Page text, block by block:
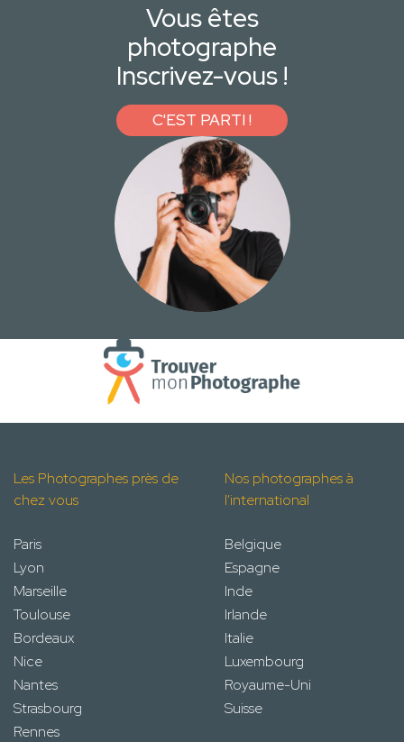
Vous êtes
photographe
Inscrivez-vous !
C'EST PARTI !
Les Photographes près de
chez vous
Paris
Lyon
Marseille
Toulouse
Bordeaux
Nice
Nantes
Strasbourg
Rennes
Nos photographes à
l'international
Belgique
Espagne
Inde
Irlande
Italie
Luxembourg
Royaume-Uni
Suisse